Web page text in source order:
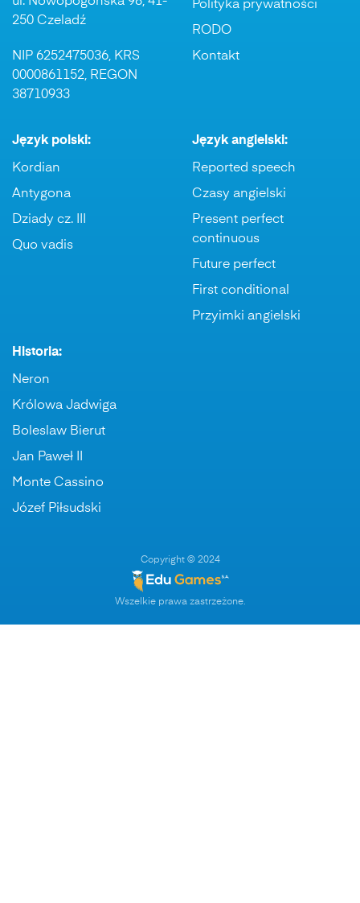
250 Czeladź
NIP 6252475036, KRS
0000861152, REGON
38710933
Polityka prywatności
RODO
Kontakt
Język polski:
Kordian
Antygona
Dziady cz. III
Quo vadis
Język angielski:
Reported speech
Czasy angielski
Present perfect
continuous
Future perfect
First conditional
Przyimki angielski
Historia:
Neron
Królowa Jadwiga
Boleslaw Bierut
Jan Paweł II
Monte Cassino
Józef Piłsudski
Copyright © 2024
Wszelkie prawa zastrzeżone.